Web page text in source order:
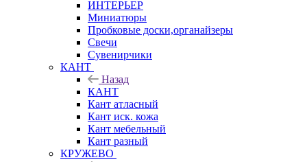
ИНТЕРЬЕР
Миниатюры
Пробковые доски,органайзеры
Свечи
Сувенирчики
КАНТ
Назад
КАНТ
Кант атласный
Кант иск. кожа
Кант мебельный
Кант разный
КРУЖЕВО